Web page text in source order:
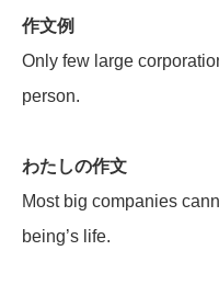
作文例
Only few large
person.
わたしの作文
Most big companies
being’s life.